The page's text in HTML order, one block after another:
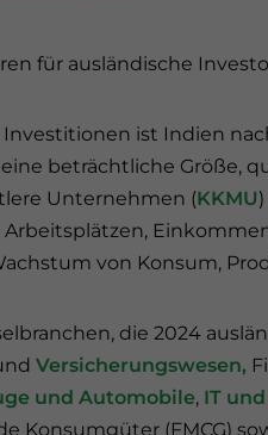
für ausländische
Investitionen ist Indien
beträchtliche Größe,
Unternehmen (KKMU
von Konsum,
die 2024
Versicherungswesen,
und Automobile, IT
Konsumgüter (FMCG)